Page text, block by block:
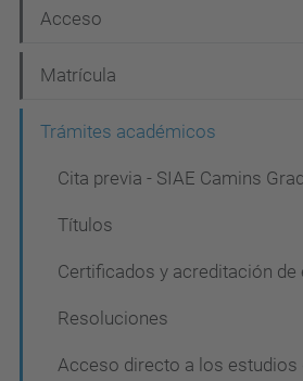
i
ó
Acceso
Matrícula
Trámites académicos
Cita previa - SIAE Camins
Títulos
Certificados y acreditación de
Resoluciones
Acceso directo a los estudios